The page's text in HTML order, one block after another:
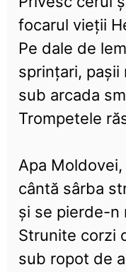
focarul vieții
Pe dale de
sprințari, pașii
sub arcada
Trompetele
Apa Moldovei,
cântă sârba
și se pierde-n
Strunite corzi
sub ropot de